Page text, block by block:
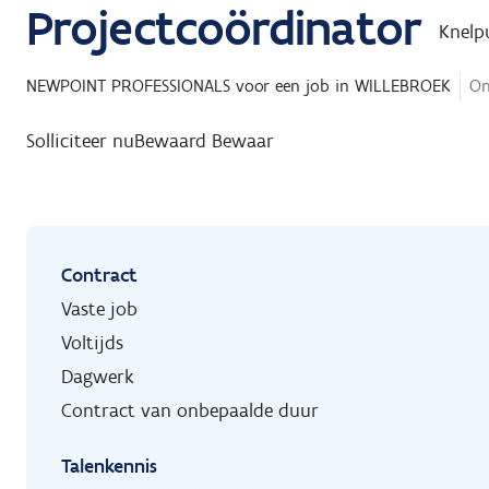
Projectcoördinator
NEWPOINT PROFESSIONALS voor een job in WILLEBROEK
Solliciteer nuBewaard Bewaar
Contract
Vaste job
Voltijds
Dagwerk
Contract van onbepaalde duur
Talenkennis